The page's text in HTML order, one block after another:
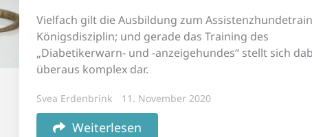
Vielfach gilt die Ausbildung zum
Königsdisziplin; und gerade das Training des
„Diabetikerwarn- und -anzeigehundes“ stellt sich
überaus komplex dar.
Svea Erdenbrink 11. November 2020
Weiterlesen